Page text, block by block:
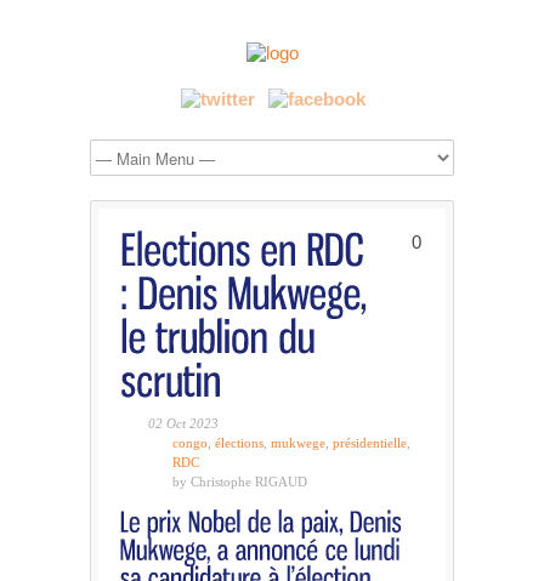
0
02 Oct 2023
congo élections mukwege présidentielle
RDC
by Christophe RIGAUD